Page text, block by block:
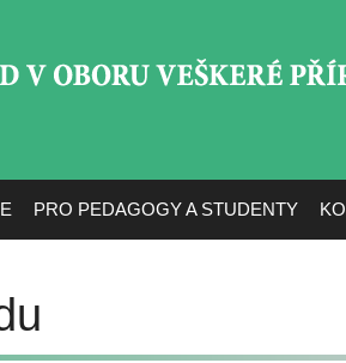
PRO PEDAGOGY A STUDENTY